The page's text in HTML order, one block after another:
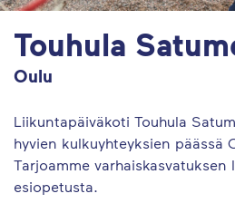
Touhula
Oulu
Liikuntapäiväkoti Touhula
hyvien kulkuyhteyksien päässä
Tarjoamme varhaiskasvatuksen
esiopetusta.